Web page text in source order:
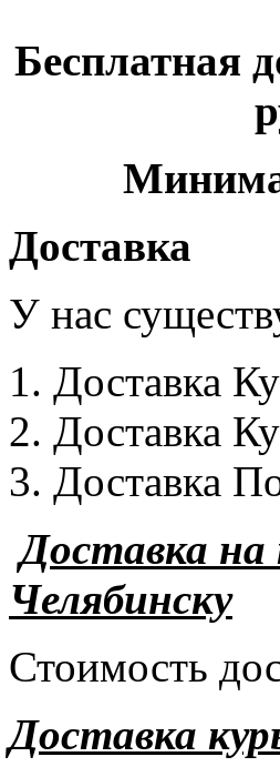
Бесплатная
Доставка
У нас
Доставка
Доставка
Доставка
Доставка
Челябинску
Стоимость
Доставка